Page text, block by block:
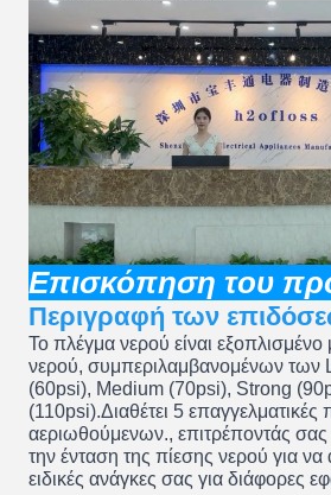
Επισκόπηση του
Περιγραφή των
Το πλέγμα νερού είναι
νερού, συμπεριλαμβανομένων των
(60psi), Medium (70psi), Strong
(110psi).Διαθέτει 5 επαγγελματικές
αεριωθούμενων., επιτρέποντάς
την ένταση της πίεσης νερού για να
ειδικές ανάγκες σας για διάφορες